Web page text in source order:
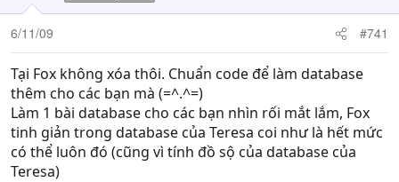
a
r
t
e
r
6/11/09 #741
Tại Fox không xóa thôi. Chuẩn code để làm database
thêm cho các bạn mà (=^.^=)
Làm 1 bài database cho các bạn nhìn rối mắt lắm, Fox
tinh giản trong database của Teresa coi như là hết mức
có thể luôn đó (cũng vì tính đồ sộ của database của
Teresa)